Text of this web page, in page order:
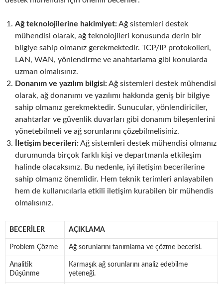
Ağ teknolojilerine hakimiyet:Ağ sistemleri destek
mühendisi olarak, ağ teknolojileri konusunda derin bir
bilgiye sahip olmanız gerekmektedir. TCP/IP protokolleri,
LAN, WAN, yönlendirme ve anahtarlama gibi konularda
uzman olmalısınız.
Donanım ve yazılım bilgisi:Ağ sistemleri destek mühendisi
olarak, ağ donanımı ve yazılımı hakkında geniş bir bilgiye
sahip olmanız gerekmektedir. Sunucular, yönlendiriciler,
anahtarlar ve güvenlik duvarları gibi donanım bileşenlerini
yönetebilmeli ve ağ sorunlarını çözebilmelisiniz.
İletişim becerileri:Ağ sistemleri destek mühendisi olmanız
durumunda birçok farklı kişi ve departmanla etkileşim
halinde olacaksınız. Bu nedenle, iyi iletişim becerilerine
sahip olmanız önemlidir. Hem teknik terimleri anlayabilen
hem de kullanıcılarla etkili iletişim kurabilen bir mühendis
olmalısınız.
BECERILER AÇIKLAMA
Problem Çözme Ağ sorunlarını tanımlama ve çözme becerisi.
Analitik
Düşünme
Karmaşık ağ sorunlarını analiz edebilme
yeteneği.